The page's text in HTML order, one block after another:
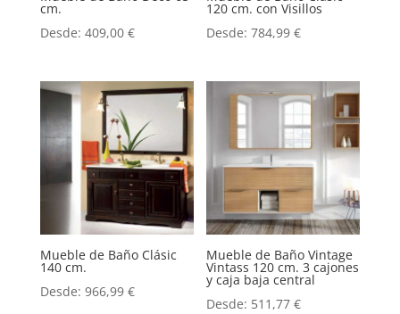
cm.
Desde: 409,00 €
120 cm. con Visillos
Desde:784,99€
Mueble de Baño Clásic
140 cm.
Desde: 966,99 €
Mueble de Baño Vintage
Vintass 120 cm. 3 cajones
y caja baja central
Desde: 511,77€